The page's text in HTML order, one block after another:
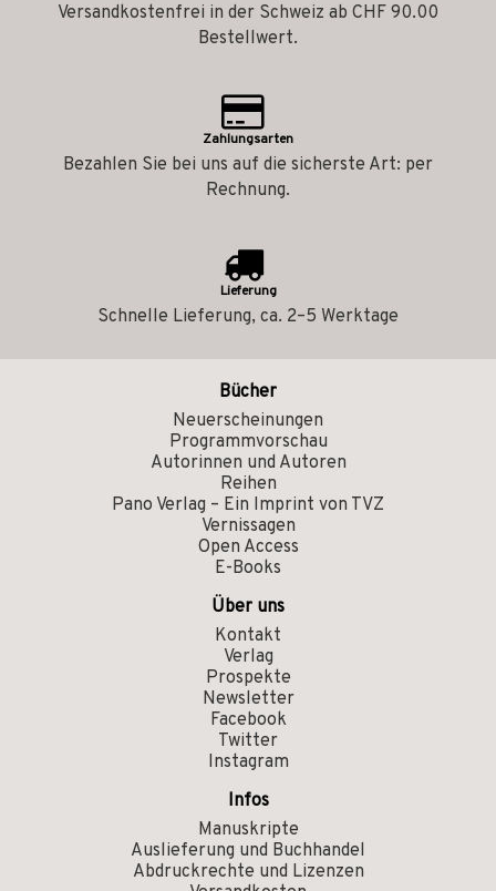
Versandkostenfrei in der Schweiz ab CHF 90.00
Bestellwert.
Zahlungsarten
Bezahlen Sie bei uns auf die sicherste Art: per
Rechnung.
Lieferung
Schnelle Lieferung, ca. 2–5 Werktage
Bücher
Neuerscheinungen
Programmvorschau
Autorinnen und Autoren
Reihen
Pano Verlag – Ein Imprint von TVZ
Vernissagen
Open Access
E-Books
Über uns
Kontakt
Verlag
Prospekte
Newsletter
Facebook
Twitter
Instagram
Infos
Manuskripte
Auslieferung und Buchhandel
Abdruckrechte und Lizenzen